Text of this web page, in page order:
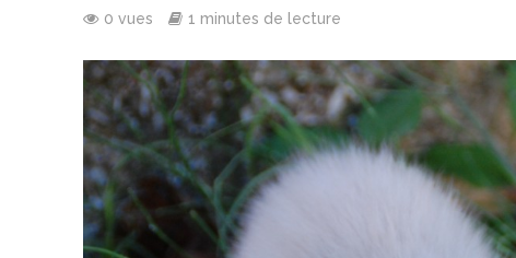
0 vues 1 minutes de lecture